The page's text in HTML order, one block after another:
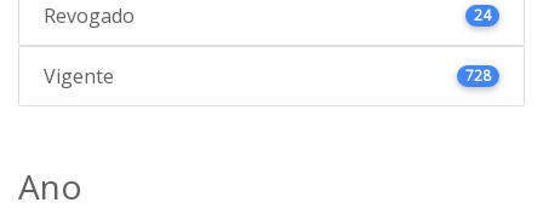
Revogado 24
Vigente 728
Ano